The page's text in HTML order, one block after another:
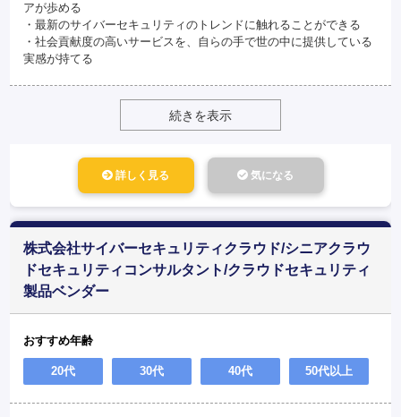
アが歩める
・最新のサイバーセキュリティのトレンドに触れることができる
・社会貢献度の高いサービスを、自らの手で世の中に提供している
実感が持てる
続きを表示
詳しく見る 気になる
株式会社サイバーセキュリティクラウド/シニアクラウ
ドセキュリティコンサルタント/クラウドセキュリティ
製品ベンダー
おすすめ年齢
20代 30代 40代 50代以上